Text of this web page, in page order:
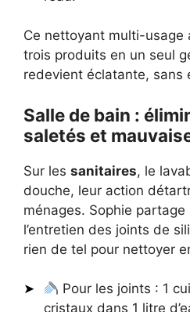
Ce nettoyant multi-usage
trois produits en un seul
redevient éclatante, sans
Salle de bain :
saletés et
Sur les sanitaires, le
douche, leur action
ménages. Sophie partage
l’entretien des joints de
rien de tel pour nettoyer
Pour les joints : 1
cristaux dans 1 litre